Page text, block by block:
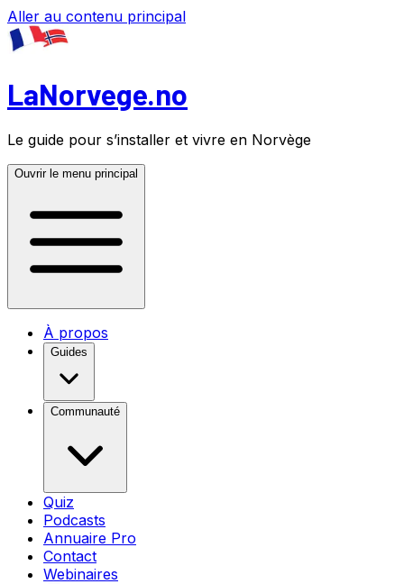
Aller au contenu principal
LaNorvege.no
Le guide pour s’installer et vivre en Norvège
Ouvrir le menu principal
À propos
Guides
Communauté
Quiz
Podcasts
Annuaire Pro
Contact
Webinaires